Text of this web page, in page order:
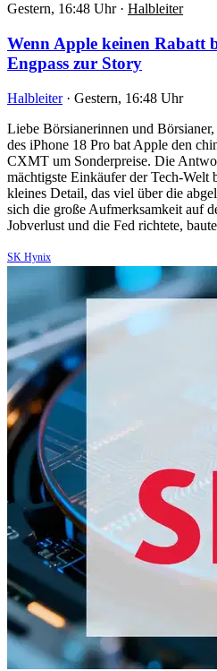
Gestern, 16:48 Uhr · Halbleiter
Wenn Apple keinen Rabatt
Engpass zur Story
Halbleiter · Gestern, 16:48 Uhr
Liebe Börsianerinnen und
des iPhone 18 Pro bat Apple den
CXMT um Sonderpreise. Die
mächtigste Einkäufer der Tech-Welt
kleines Detail, das viel über die
sich die große Aufmerksamkeit auf
Jobverlust und die Fed richtete,
SK Hynix